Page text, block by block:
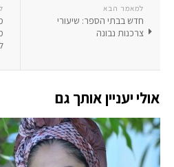
למאמר הבא
חדש בבתי הספר: שיעורי
צרכנות נבונה
אולי יעניין אותך גם